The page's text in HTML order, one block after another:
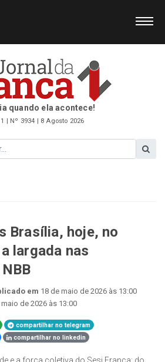
quando ela acontece!
| Nº 3934 | 8 Agosto 2026
Brasília, hoje, no
largada nas
em 18 de maio de 2026 às 13:00
maio de 2026 às 13:00
compartilhar no telegram
compartilhar no linkedin
e a força coletiva do Sesi Franca; do